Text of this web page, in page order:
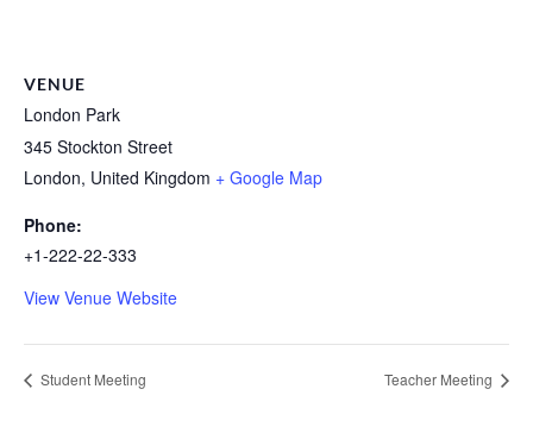
VENUE
London Park
345 Stockton Street
London, United Kingdom + Google Map
Phone:
+1-222-22-333
View Venue Website
Student Meeting Teacher Meeting